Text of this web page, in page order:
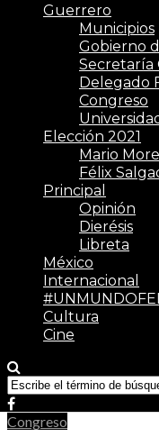
Guerrero
Municipios
Gobierno
Secretaría
Delegado
Congreso
Elección 2021
Mario
Félix
Principal
Opinión
Dierésis
Libreta
México
Internacional
Cultura
Cine
Congreso